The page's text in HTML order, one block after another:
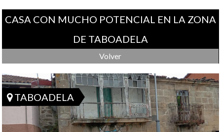
CASA CON MUCHO POTENCIAL EN LA ZONA
DE TABOADELA
Volver
TABOADELA